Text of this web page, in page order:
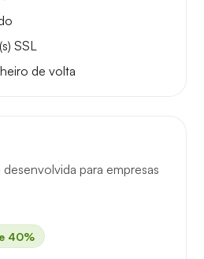
SSL
de volta
para empresas
40%